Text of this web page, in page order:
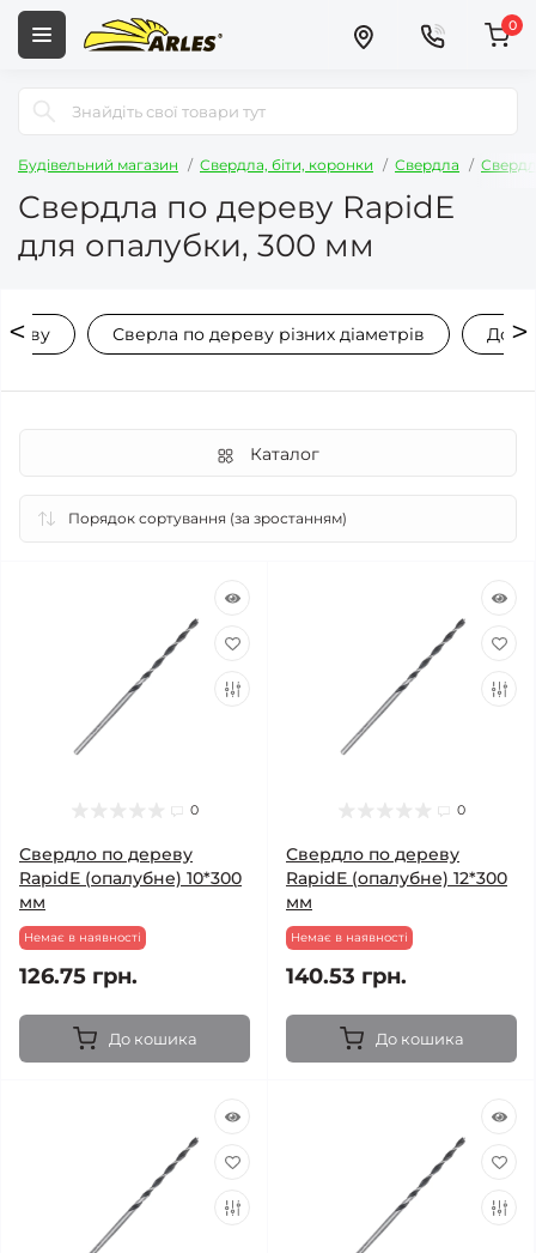
0
Будівельний магазин Свердла, біти, коронки Свердла
Свердла по дереву RapidE
для опалубки, 300 мм
Сверла по дереву різних діаметрів
Каталог
0
Свердло по дереву
RapidE (опалубне) 10*300
мм
Немає в наявності
126.75 грн.
До кошика
0
Свердло по дереву
RapidE (опалубне) 12*300
мм
Немає в наявності
140.53 грн.
До кошика